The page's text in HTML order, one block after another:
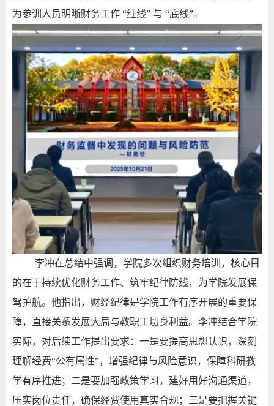
为参训人员明晰财务工作 “红线” 与 “底线”。
李冲在总结中强调，学院多次组织财务培训，核心目
的在于持续优化财务工作、筑牢纪律防线，为学院发展保
驾护航。他指出，财经纪律是学院工作有序开展的重要保
障，直接关系发展大局与教职工切身利益。李冲结合学院
实际，对后续工作提出要求：一是要提高思想认识，深刻
理解经费“公有属性”，增强纪律与风险意识，保障科研教
学有序推进；二是要加强政策学习，建好用好沟通渠道，
压实岗位责任，确保经费使用真实合规；三是要把握关键